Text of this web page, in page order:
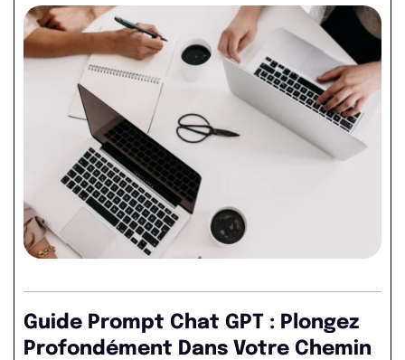
Guide Prompt Chat GPT : Plongez
Profondément Dans Votre Chemin